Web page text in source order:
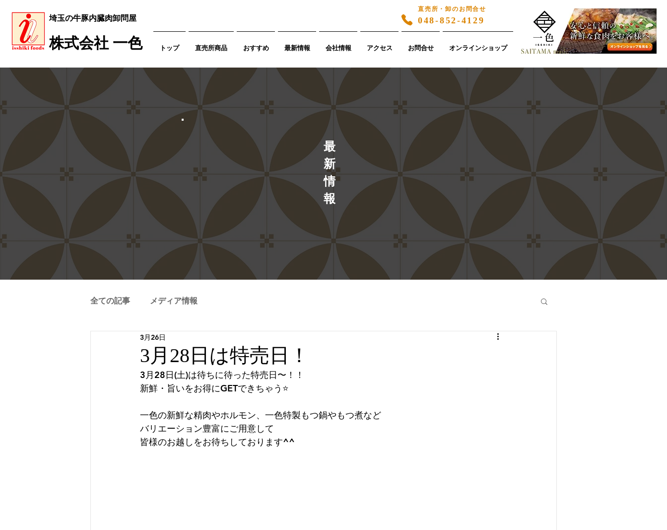
​埼玉の牛豚内臓肉卸問屋
直売所・卸のお問合せ
048-852-4129
​株式会社 一色 トップ 直売所商品 おすすめ 最新情報 会社情報 アクセス お問合せ オンラインショップ
​最
新
情
報
全ての記事 メディア情報
3月28日は特売日！
3月26日
3月28日(土)は待ちに待った特売日〜！！
新鮮・旨いをお得にGETできちゃう⭐️
一色の新鮮な精肉やホルモン、一色特製もつ鍋やもつ煮など
バリエーション豊富にご用意して
皆様のお越しをお待ちしております^^